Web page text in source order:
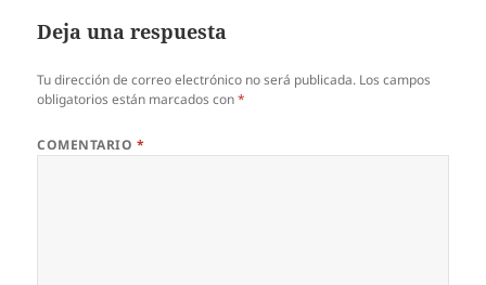
Deja una respuesta
Tu dirección de correo electrónico no será publicada. Los campos
obligatorios están marcados con*
COMENTARIO *